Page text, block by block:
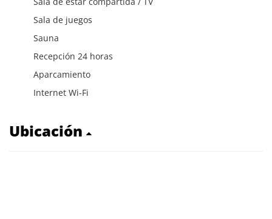
Sala de juegos
Sauna
Recepción 24 horas
Aparcamiento
Internet Wi-Fi
Ubicación